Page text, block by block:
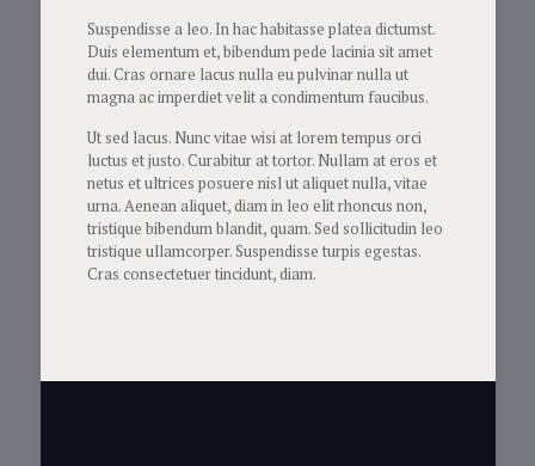
Suspendisse a leo. In hac habitasse platea dictumst.
Duis elementum et, bibendum pede lacinia sit amet
dui. Cras ornare lacus nulla eu pulvinar nulla ut
magna ac imperdiet velit a condimentum faucibus.
Ut sed lacus. Nunc vitae wisi at lorem tempus orci
luctus et justo. Curabitur at tortor. Nullam at eros et
netus et ultrices posuere nisl ut aliquet nulla, vitae
urna. Aenean aliquet, diam in leo elit rhoncus non,
tristique bibendum blandit, quam. Sed sollicitudin leo
tristique ullamcorper. Suspendisse turpis egestas.
Cras consectetuer tincidunt, diam.